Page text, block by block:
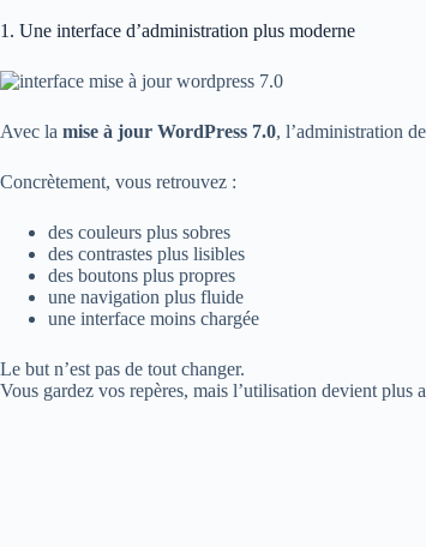
1. Une interface d’administration plus moderne
Avec la mise à jour WordPress 7.0, l’administration
Concrètement, vous retrouvez :
des couleurs plus sobres
des contrastes plus lisibles
des boutons plus propres
une navigation plus fluide
une interface moins chargée
Le but n’est pas de tout changer.
Vous gardez vos repères, mais l’utilisation devient plus